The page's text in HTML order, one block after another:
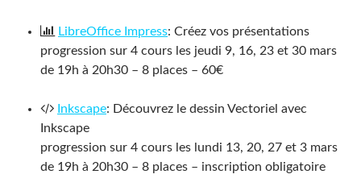
LibreOffice Impress: Créez vos présentations
progression sur 4 cours les jeudi 9, 16, 23 et 30 mars
de 19h à 20h30 – 8 places – 60€
Inkscape: Découvrez le dessin Vectoriel avec
Inkscape
progression sur 4 cours les lundi 13, 20, 27 et 3 mars
de 19h à 20h30 – 8 places – inscription obligatoire